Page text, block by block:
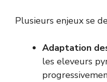
Plusieurs enjeux se
Adaptation
les eleveurs